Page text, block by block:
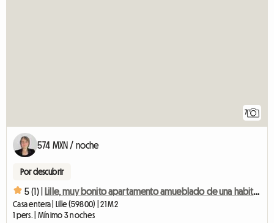
7
574 MXN / noche
Por descubrir
5 (1) | Lille, muy bonito apartamento amueblado de una habitación a 650 m del metro.
Casa entera | Lille (59800) | 21 M2
1 pers. | Mínimo 3 noches